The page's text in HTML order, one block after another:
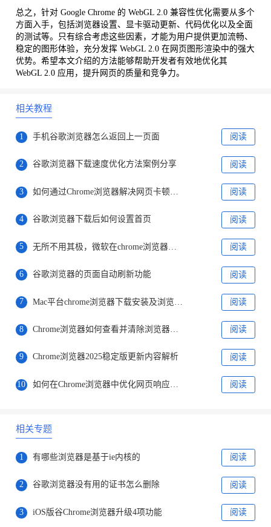
总之，针对 Google Chrome 的 WebGL 2.0 兼容性优化需要从多个
方面入手，包括浏览器设置、显卡驱动更新、代码优化以及全面
的测试等。只有综合考虑这些因素，才能为用户提供更加流畅、
稳定的图形体验，充分发挥 WebGL 2.0 在网页图形渲染中的强大
优势。希望本文介绍的方法能够帮助开发者有效地优化其
WebGL 2.0 应用，提升网页的质量和竞争力。
相关教程
1 手机谷歌浏览器怎么返回上一页面 阅读
2 谷歌浏览器下载速度优化方法案例分享 阅读
3 阅读
4 谷歌浏览器下载后如何设置首页 阅读
5 无所不用其极，微软在chrome浏览器官网注入edge广告 阅读
6 谷歌浏览器的页面自动刷新功能 阅读
7 阅读
8 Chrome浏览器如何查看并清除浏览器中的WebSocket连接 阅读
9 Chrome浏览器2025稳定版更新内容解析 阅读
10 阅读
相关专题
1 有哪些浏览器是基于ie内核的 阅读
2 谷歌浏览器没有用的证书怎么删除 阅读
3 iOS版谷Chrome浏览器升级4项功能 阅读